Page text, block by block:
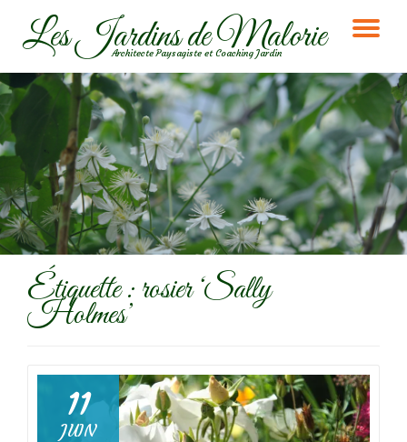
Aller
contenu
LA
Les Jardins de Malorie
Architecte Paysagiste et Coaching Jardin
Étiquette : rosier ‘Sally
Holmes’
11
JUIN